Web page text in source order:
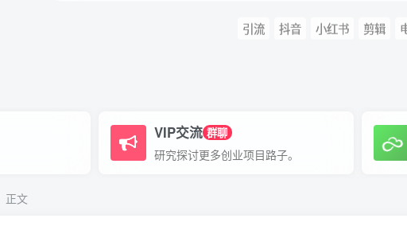
引流 抖音 小红书 剪辑
VIP交流 群聊
研究探讨更多创业项目路子。
正文